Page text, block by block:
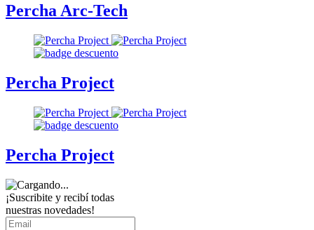
Percha Arc-Tech
Percha Project
Percha Project
¡Suscribite y recibí todas
nuestras novedades!